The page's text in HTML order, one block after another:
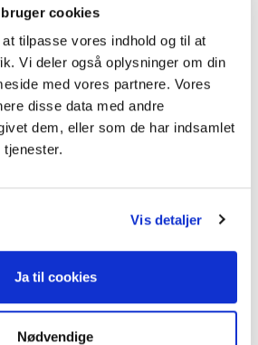
cookies
tilpasse vores indhold og til at
Vi deler også oplysninger om din
med vores partnere. Vores
disse data med andre
dem, eller som de har indsamlet
Vis detaljer
Ja til cookies
Nødvendige
Syvsten også haft løn i en
en hel dag ugentligt, på et
på terapi til mænd.
jeg også har fået ud af at
- at der ind mellem er